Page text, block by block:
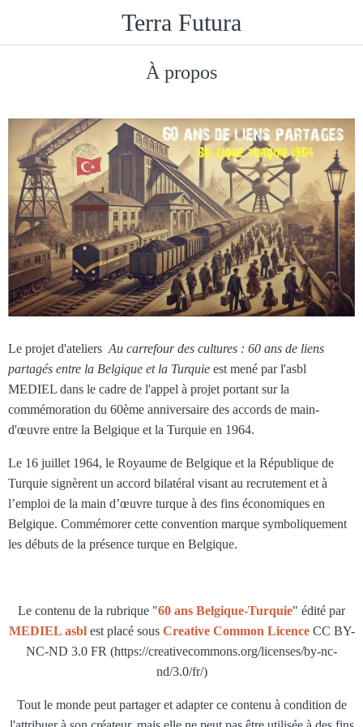
Terra Futura
À propos
Le projet d'ateliers Au carrefour des cultures : 60 ans de liens
partagés entre la Belgique et la Turquie est mené par l'asbl
MEDIEL dans le cadre de l'appel à projet portant sur la
commémoration du 60ème anniversaire des accords de main-
d'œuvre entre la Belgique et la Turquie en 1964.
Le 16 juillet 1964, le Royaume de Belgique et la République de
Turquie signèrent un accord bilatéral visant au recrutement et à
l’emploi de la main d’œuvre turque à des fins économiques en
Belgique. Commémorer cette convention marque symboliquement
les débuts de la présence turque en Belgique.
Le contenu de la rubrique "60 ans Belgique-Turquie" édité par
MEDIEL asblest placé sous Creative Common LicenceCC BY-
NC-ND 3.0 FR (https://creativecommons.org/licenses/by-nc-
nd/3.0/fr/)
Tout le monde peut partager et adapter ce contenu à condition de